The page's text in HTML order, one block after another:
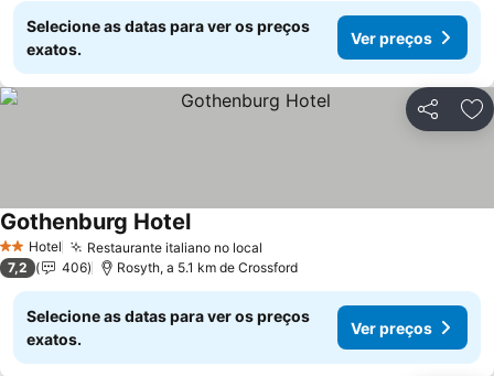
Selecione as datas para ver os preços
exatos.
Ver preços
Partilhar
2 Estrelas
Hotel Restaurante italiano no local
Gothenburg HotelVer preços
7,2 406 Rosyth, a 5.1 km de Crossford
Selecione as datas para ver os preços
exatos.
Ver preços